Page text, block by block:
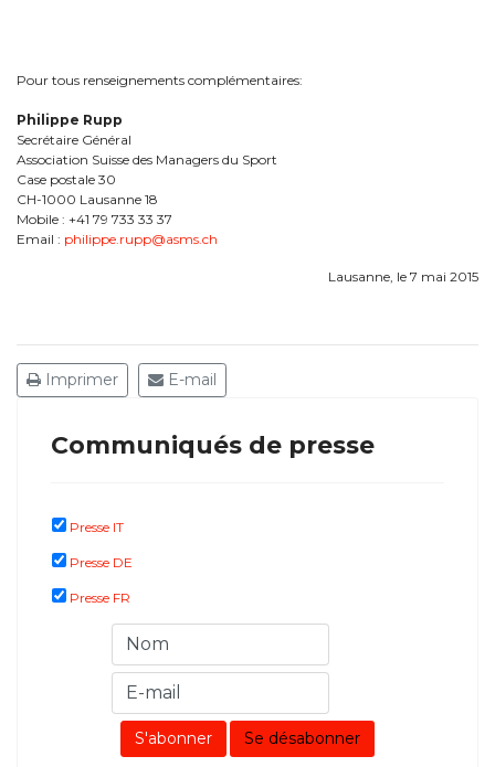
Pour tous renseignements complémentaires:
Philippe Rupp
Secrétaire Général
Association Suisse des Managers du Sport
Case postale 30
CH-1000 Lausanne 18
Mobile : +41 79 733 33 37
Email : philippe.rupp@asms.ch
Lausanne, le 7 mai 2015
Imprimer E-mail
Communiqués de presse
Presse IT
Presse DE
Presse FR